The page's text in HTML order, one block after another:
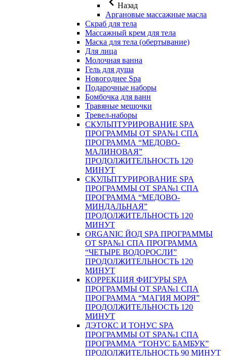
Назад
Аргановые массажные масла
Скраб для тела
Массажный крем для тела
Маска для тела (обертывание)
Для лица
Молочная ванна
Гель для душа
Новогоднее Spa
Подарочные наборы
Бомбочка для ванн
Травяные мешочки
Тревел-наборы
СКУЛЬПТУРИРОВАНИЕ SPA
ПРОГРАММЫ ОТ SPA№1 СПА
ПРОГРАММА “МЕДОВО-
МАЛИНОВАЯ”
ПРОДОЛЖИТЕЛЬНОСТЬ 120
МИНУТ
СКУЛЬПТУРИРОВАНИЕ SPA
ПРОГРАММЫ ОТ SPA№1 СПА
ПРОГРАММА “МЕДОВО-
МИНДАЛЬНАЯ”
ПРОДОЛЖИТЕЛЬНОСТЬ 120
МИНУТ
ORGANIC ЙОД SPA ПРОГРАММЫ
ОТ SPA№1 СПА ПРОГРАММА
“ЧЕТЫРЕ ВОДОРОСЛИ”
ПРОДОЛЖИТЕЛЬНОСТЬ 120
МИНУТ
КОРРЕКЦИЯ ФИГУРЫ SPA
ПРОГРАММЫ ОТ SPA№1 СПА
ПРОГРАММА “МАГИЯ МОРЯ”
ПРОДОЛЖИТЕЛЬНОСТЬ 120
МИНУТ
ДЭТОКС И ТОНУС SPA
ПРОГРАММЫ ОТ SPA№1 СПА
ПРОГРАММА “ТОНУС БАМБУК”
ПРОДОЛЖИТЕЛЬНОСТЬ 90 МИНУТ